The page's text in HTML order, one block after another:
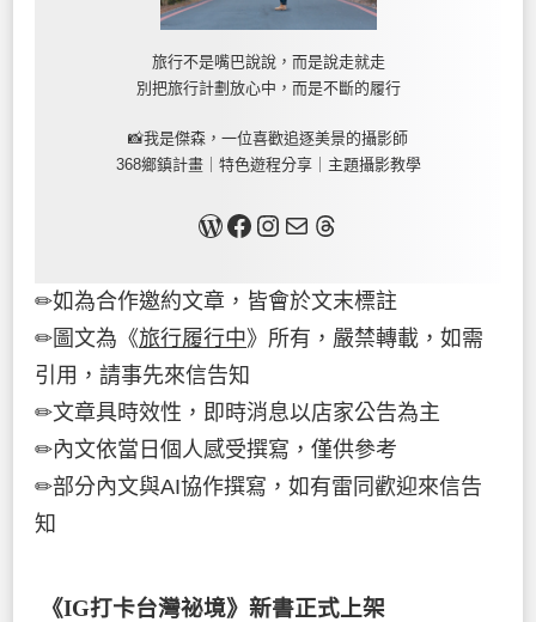
旅行不是嘴巴說說，而是說走就走
別把旅行計劃放心中，而是不斷的履行
📸我是傑森，一位喜歡追逐美景的攝影師
368鄉鎮計畫｜特色遊程分享｜主題攝影教學
關於我Facebook InstagramMail Threads
✏如為合作邀約文章，皆會於文末標註
✏圖文為《旅行履行中》所有，嚴禁轉載，如需
引用，請事先來信告知
✏文章具時效性，即時消息以店家公告為主
✏內文依當日個人感受撰寫，僅供參考
✏部分內文與AI協作撰寫，如有雷同歡迎來信告
知
《IG打卡台灣祕境》新書正式上架